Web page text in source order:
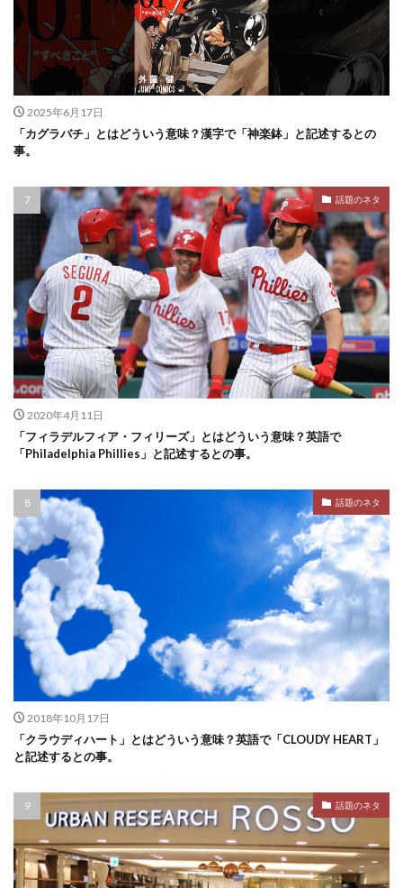
2025年6月17日
「カグラバチ」とはどういう意味？漢字で「神楽鉢」と記述するとの
事。
話題のネタ
2020年4月11日
「フィラデルフィア・フィリーズ」とはどういう意味？英語で
「Philadelphia Phillies」と記述するとの事。
話題のネタ
2018年10月17日
「クラウディハート」とはどういう意味？英語で「CLOUDY HEART」
と記述するとの事。
話題のネタ